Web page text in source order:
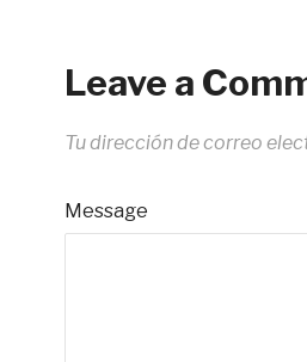
Leave a
Tu dirección de correo
Message